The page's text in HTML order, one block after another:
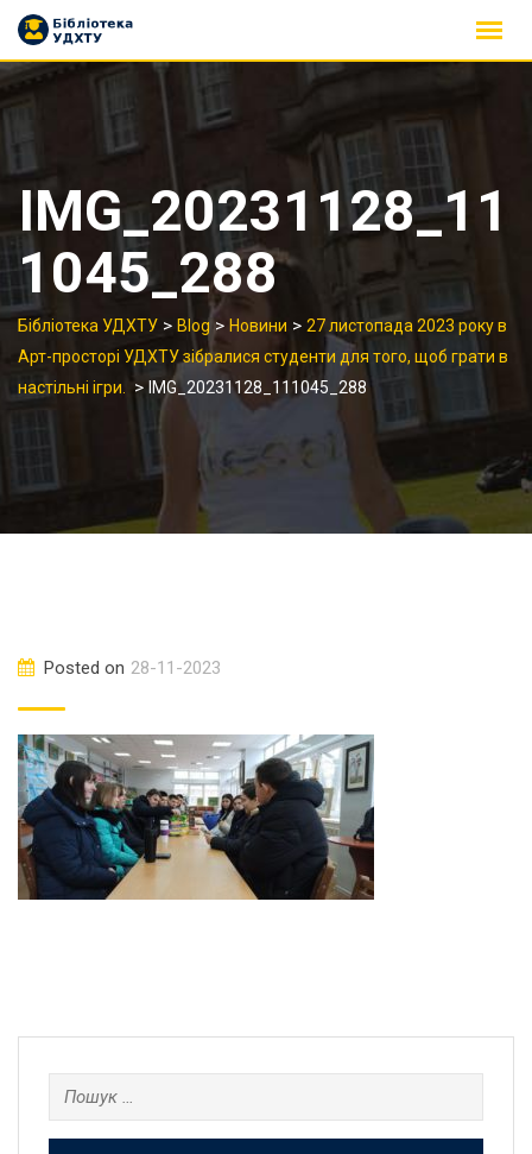
Skip
content
IMG_20231128_11
1045_288
Бібліотека УДХТУ > Blog > Новини > 27 листопада 2023 року в
Арт-просторі УДХТУ зібралися студенти для того, щоб грати в
настільні ігри.
> IMG_20231128_111045_288
Posted on 28-11-2023
Пошук: